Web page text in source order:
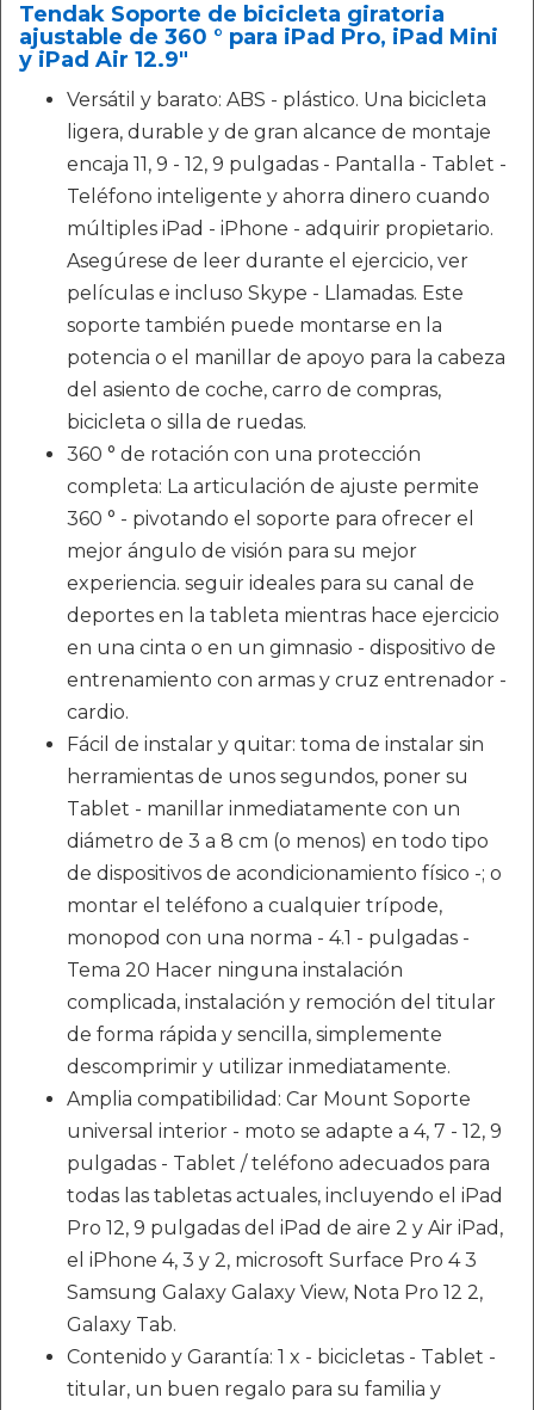
Tendak Soporte de bicicleta giratoria
ajustable de 360 ​​° para iPad Pro, iPad Mini
y iPad Air 12.9"
Versátil y barato: ABS - plástico. Una bicicleta
ligera, durable y de gran alcance de montaje
encaja 11, 9 - 12, 9 pulgadas - Pantalla - Tablet -
Teléfono inteligente y ahorra dinero cuando
múltiples iPad - iPhone - adquirir propietario.
Asegúrese de leer durante el ejercicio, ver
películas e incluso Skype - Llamadas. Este
soporte también puede montarse en la
potencia o el manillar de apoyo para la cabeza
del asiento de coche, carro de compras,
bicicleta o silla de ruedas.
360 ° de rotación con una protección
completa: La articulación de ajuste permite
360 ​​° - pivotando el soporte para ofrecer el
mejor ángulo de visión para su mejor
experiencia. seguir ideales para su canal de
deportes en la tableta mientras hace ejercicio
en una cinta o en un gimnasio - dispositivo de
entrenamiento con armas y cruz entrenador -
cardio.
Fácil de instalar y quitar: toma de instalar sin
herramientas de unos segundos, poner su
Tablet - manillar inmediatamente con un
diámetro de 3 a 8 cm (o menos) en todo tipo
de dispositivos de acondicionamiento físico -; o
montar el teléfono a cualquier trípode,
monopod con una norma - 4.1 - pulgadas -
Tema 20 Hacer ninguna instalación
complicada, instalación y remoción del titular
de forma rápida y sencilla, simplemente
descomprimir y utilizar inmediatamente.
Amplia compatibilidad: Car Mount Soporte
universal interior - moto se adapte a 4, 7 - 12, 9
pulgadas - Tablet / teléfono adecuados para
todas las tabletas actuales, incluyendo el iPad
Pro 12, 9 pulgadas del iPad de aire 2 y Air iPad,
el iPhone 4, 3 y 2, microsoft Surface Pro 4 3
Samsung Galaxy Galaxy View, Nota Pro 12 2,
Galaxy Tab.
Contenido y Garantía: 1 x - bicicletas - Tablet -
titular, un buen regalo para su familia y